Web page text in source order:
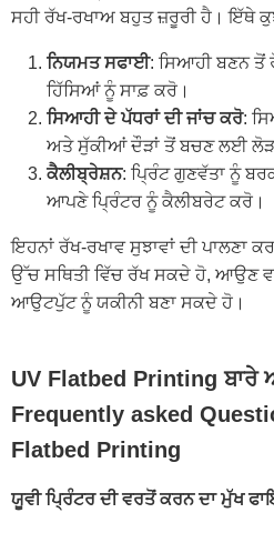
ਸਹੀ ਰੱਖ-ਰਖਾਅ ਬਹੁਤ ਜ਼ਰੂਰੀ ਹੈ। ਇੱਥੇ
ਨਿਯਮਤ ਸਫਾਈ: ਸਿਆਹੀ ਬਣਨ
ਹਿੱਸਿਆਂ ਨੂੰ ਸਾਫ਼ ਕਰੋ।
ਸਿਆਹੀ ਦੇ ਪੱਧਰਾਂ ਦੀ ਜਾਂਚ ਕਰੋ:
ਅਤੇ ਸੁੱਕੀਆਂ ਦੌੜਾਂ ਤੋਂ ਬਚਣ ਲਈ
ਕੈਲੀਬ੍ਰੇਸ਼ਨ: ਪ੍ਰਿੰਟ ਗੁਣਵੱਤਾ ਨੂੰ
ਆਪਣੇ ਪ੍ਰਿੰਟਰ ਨੂੰ ਕੈਲੀਬਰੇਟ ਕਰੋ।
ਇਹਨਾਂ ਰੱਖ-ਰਖਾਵ ਸੁਝਾਵਾਂ ਦੀ ਪਾਲਣਾ
ਉੱਚ ਸਥਿਤੀ ਵਿੱਚ ਰੱਖ ਸਕਦੇ ਹੋ, ਆਉਣ
ਆਉਟਪੁੱਟ ਨੂੰ ਯਕੀਨੀ ਬਣਾ ਸਕਦੇ ਹੋ।
UV Flatbed Printing ਬਾਰੇ
Frequently asked
Flatbed Printing
ਯੂਵੀ ਪ੍ਰਿੰਟਰ ਦੀ ਵਰਤੋਂ ਕਰਨ ਦਾ ਮੁੱਖ